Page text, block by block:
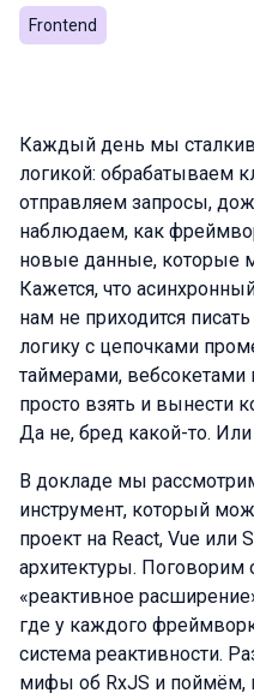
Frontend
Каждый день мы
логикой: обрабатываем
отправляем запросы,
наблюдаем, как
новые данные, которые
Кажется, что
нам не приходится
логику с цепочками
таймерами, вебсокетами
просто взять и вынести
Да не, бред какой-то. Или
В докладе мы
инструмент, который
проект на React, Vue или
архитектуры. Поговорим
«реактивное
где у каждого
система реактивности.
мифы об RxJS и поймём,